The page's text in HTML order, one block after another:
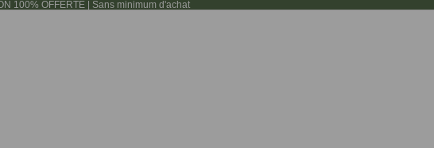
100% OFFERTE | Sans minimum d'achat